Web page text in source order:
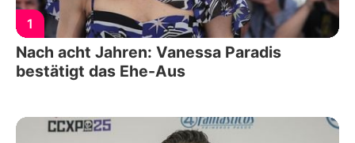
1
Nach acht Jahren: Vanessa Paradis
bestätigt das Ehe-Aus